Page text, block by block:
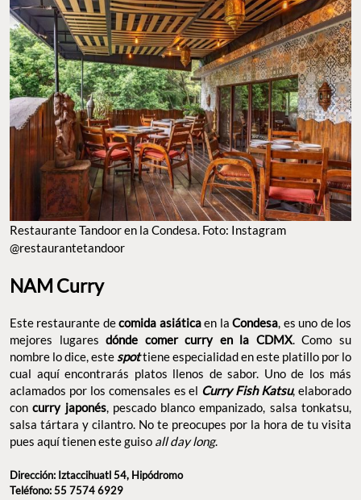
RESTAURANTE TANDOOR EN LA CONDESA. FOTO: INSTAGRAM @RESTAURANTETANDOOR
NAM Curry
Este restaurante decomida asiáticaen laCondesa, es uno de
los mejores lugaresdónde comer curry en la CDMX. Como su
nombre lo dice, estespottiene especialidad en este platillo por lo
cual aquí encontrarás platos llenos de sabor. Uno de los más
aclamados por los comensales es elCurry Fish Katsu, elaborado
con
curry japonés , pescado blanco empanizado, salsa tonkatsu,
salsa tártara y cilantro. No te preocupes por la hora de tu visita
pues aquí tienen este guisoall day long.
Teléfono: 55 7574 6929
@namcurry